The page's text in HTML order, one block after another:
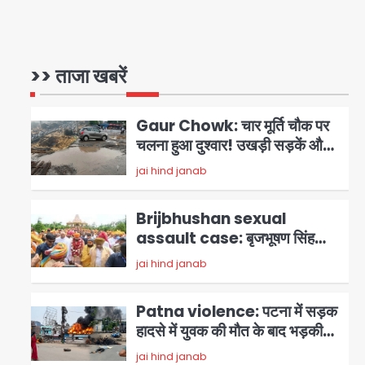
>> ताजा खबरें
1
भरा पानी, आधे घंटे तक फंसी रही
2
Gaur Chowk: चार मूर्ति चौक पर
चलना हुआ दुश्वार! उखड़ी सड़कें और
जलभराव बना आफत, अंडरपास पर भी
खतरा
jai hind janab
3
Brijbhushan sexual
assault case: बृजभूषण सिंह
बोले- संसद जरूर लौटूंगा, हुई चरित्र
हत्या की कोशिश, प्रियंका गांधी को
बरगलाया गया, यौन शोषण नहीं ‘गुड-
बैड टच’ का था मामला
jai hind janab
4
Patna violence: पटना में सड़क
हादसे में युवक की मौत के बाद भड़की
हिंसा, उपद्रवियों ने फूंकीं 10 गाड़ियां,
jai hind janab